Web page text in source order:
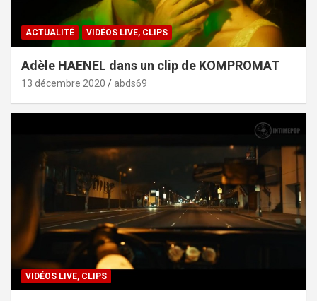
ACTUALITÉ VIDÉOS LIVE, CLIPS
Adèle HAENEL dans un clip de KOMPROMAT
13 décembre 2020 abds69
VIDÉOS LIVE, CLIPS